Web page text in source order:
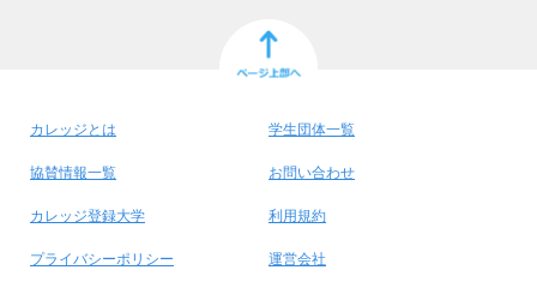
カレッジとは 学生団体一覧
協賛情報一覧 お問い合わせ
カレッジ登録大学 利用規約
プライバシーポリシー 運営会社